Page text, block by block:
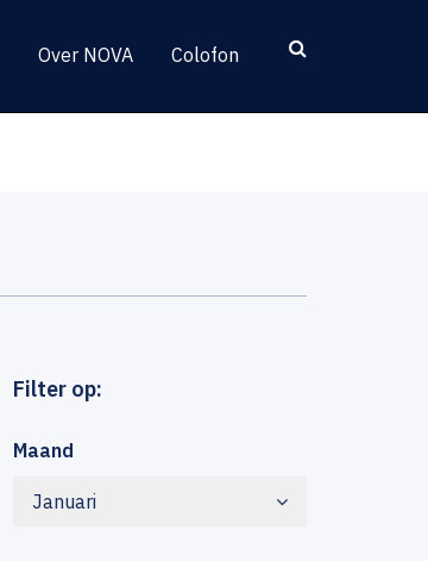
Over NOVA Colofon
Filter op:
Maand
Januari